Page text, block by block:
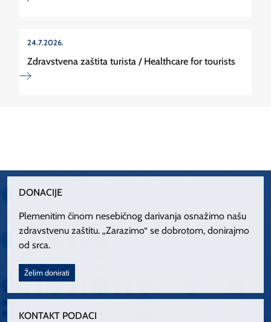
24.7.2026.
Zdravstvena zaštita turista / Healthcare for tourists
DONACIJE
Plemenitim činom nesebičnog darivanja osnažimo našu
zdravstvenu zaštitu. „Zarazimo“ se dobrotom, donirajmo
od srca.
Želim donirati
KONTAKT PODACI